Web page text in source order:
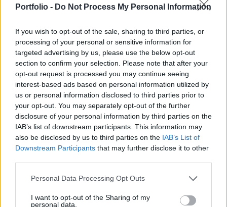
Portfolio - Do Not Process My Personal Information
If you wish to opt-out of the sale, sharing to third parties, or
processing of your personal or sensitive information for
targeted advertising by us, please use the below opt-out
section to confirm your selection. Please note that after your
opt-out request is processed you may continue seeing
interest-based ads based on personal information utilized by
us or personal information disclosed to third parties prior to
your opt-out. You may separately opt-out of the further
disclosure of your personal information by third parties on the
IAB’s list of downstream participants. This information may
also be disclosed by us to third parties on the IAB’s List of
Downstream Participants that may further disclose it to other
Personal Data Processing Opt Outs
I want to opt-out of the Sharing of my
personal data.
Előzmény:#50363johai
vegi szintet,es meg gratisznak ra tehetsz 10%-ot:)
0 0 Válasz erre
johai
2019. 10. 18. 14:13
Előzmény: törölt hozzászólás
Repul az ido:)
Ez megerosit egy kiados korrekciot,zuhanast nem mondok mivel a
dollar arfolyam indokol egy magasabb arat,kb annyit mint amit
Balla ur mondott anno....
0 0 Válasz erre
Törölt hozzászólás